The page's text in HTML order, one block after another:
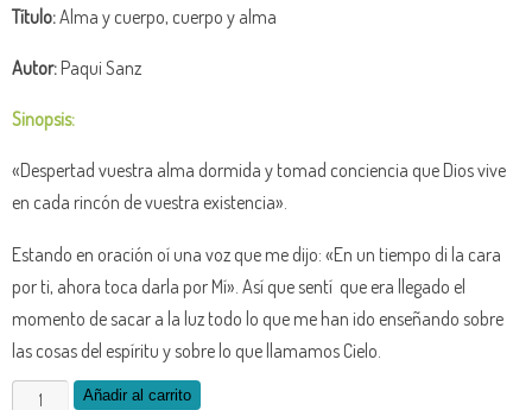
Título:Alma y cuerpo, cuerpo y alma
Autor:Paqui Sanz
Sinopsis:
«Despertad vuestra alma dormida y tomad conciencia que Dios vive
en cada rincón de vuestra existencia».
Estando en oración oí una voz que me dijo: «En un tiempo di la cara
por ti, ahora toca darla por Mí». Así que sentí que era llegado el
momento de sacar a la luz todo lo que me han ido enseñando sobre
las cosas del espíritu y sobre lo que llamamos Cielo.
Alma
Añadir al carrito